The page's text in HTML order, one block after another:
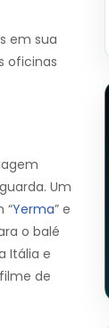
em sua
oficinas
Um
“Yerma” e
o balé
Itália e
de